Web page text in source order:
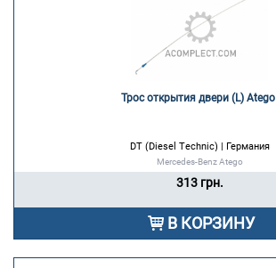
Трос открытия двери (L) Atego
DT (Diesel Technic) | Германия
Mercedes-Benz Atego
313 грн.
В КОРЗИНУ